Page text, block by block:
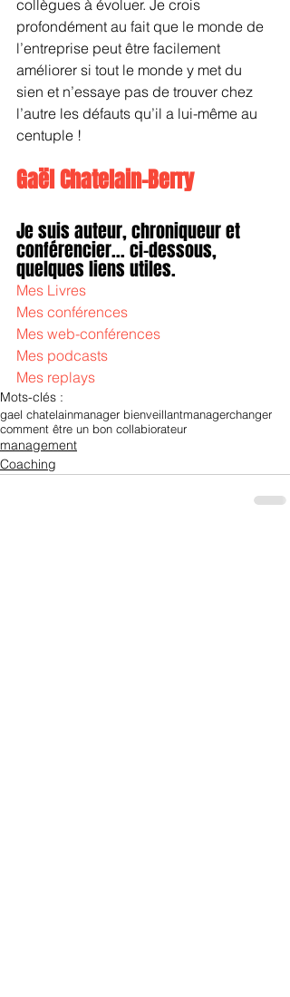
collègues à évoluer. Je crois
profondément au fait que le monde de
l’entreprise peut être facilement
améliorer si tout le monde y met du
sien et n’essaye pas de trouver chez
l’autre les défauts qu’il a lui-même au
centuple !
Gaël Chatelain-Berry
Je suis auteur, chroniqueur et
conférencier... ci-dessous,
quelques liens utiles.
Mes Livres
Mes conférences
Mes web-conférences
Mes podcasts
Mes replays
Mots-clés :
gael chatelainmanager bienveillantmanagerchanger
comment être un bon collabiorateur
management
Coaching